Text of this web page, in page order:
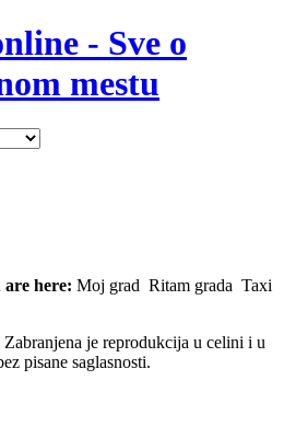
- Sve o
mestu
are here: Moj grad Ritam grada Taxi
je reprodukcija u celini i u
pisane saglasnosti.